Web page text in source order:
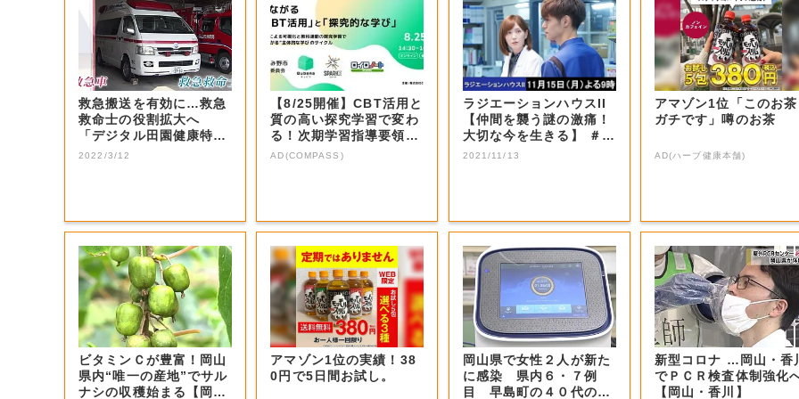
救急搬送を有効に…救急
救命士の役割拡大へ
「デジタル田園健康特
区」指定の吉備中央...
2022/3/12
【8/25開催】CBT活用と
質の高い探究学習で変わ
る！次期学習指導要領を
見据えた...
AD(COMPASS)
ラジエーションハウスII
【仲間を襲う謎の激痛！
大切な今を生きる】 ＃0
7 | ...
2021/11/13
アマゾン1位「このお茶
ガチです」噂のお茶
AD(ハーブ健康本舗)
ビタミンＣが豊富！岡山
県内“唯一の産地”でサル
ナシの収穫始まる【岡
アマゾン1位の実績！38
0円で5日間お試し。
岡山県で女性２人が新た
に感染 県内６・７例
目 早島町の４０代の会
新型コロナ …岡山・香
でＰＣＲ検査体制強化
【岡山・香川】